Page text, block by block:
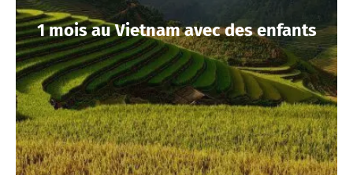
1 mois au Vietnam avec des enfants